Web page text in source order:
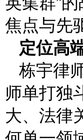
焦点与先
定位高
栋宇律
师单打独
大、法律